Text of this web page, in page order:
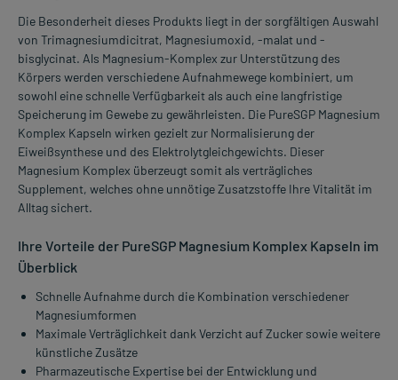
Die Besonderheit dieses Produkts liegt in der sorgfältigen Auswahl
von Trimagnesiumdicitrat, Magnesiumoxid, -malat und -
bisglycinat. Als Magnesium-Komplex zur Unterstützung des
Körpers werden verschiedene Aufnahmewege kombiniert, um
sowohl eine schnelle Verfügbarkeit als auch eine langfristige
Speicherung im Gewebe zu gewährleisten. Die PureSGP Magnesium
Komplex Kapseln wirken gezielt zur Normalisierung der
Eiweißsynthese und des Elektrolytgleichgewichts. Dieser
Magnesium Komplex überzeugt somit als verträgliches
Supplement, welches ohne unnötige Zusatzstoffe Ihre Vitalität im
Alltag sichert.
Ihre Vorteile der PureSGP Magnesium Komplex Kapseln im
Überblick
Schnelle Aufnahme durch die Kombination verschiedener
Magnesiumformen
Maximale Verträglichkeit dank Verzicht auf Zucker sowie weitere
künstliche Zusätze
Pharmazeutische Expertise bei der Entwicklung und